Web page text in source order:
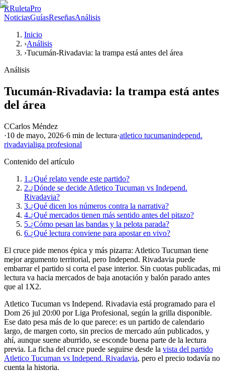
RRuletaPro
NoticiasGuíasReseñasAnálisis
Inicio
›Análisis
›Tucumán-Rivadavia: la trampa está antes del área
Análisis
Tucumán-Rivadavia: la trampa está antes
del área
CCarlos Méndez
·10 de mayo, 2026·6 min de lectura·atletico tucumanindepend.
rivadavialiga profesional
Contenido del artículo
1.¿Qué relato vende este partido?
2.¿Dónde se decide Atletico Tucuman vs Independ.
Rivadavia?
3.¿Qué dicen los números contra la narrativa?
4.¿Qué mercados tienen más sentido antes del pitazo?
5.¿Cómo pesan las bandas y la pelota parada?
6.¿Qué lectura conviene para apostar en vivo?
El cruce pide menos épica y más pizarra: Atletico Tucuman tiene
mejor argumento territorial, pero Independ. Rivadavia puede
embarrar el partido si corta el pase interior. Sin cuotas publicadas, mi
lectura va hacia mercados de baja anotación y balón parado antes
que al 1X2.
Atletico Tucuman vs Independ. Rivadavia está programado para el
Dom 26 jul 20:00 por Liga Profesional, según la grilla disponible.
Ese dato pesa más de lo que parece: es un partido de calendario
largo, de margen corto, sin precios de mercado aún publicados, y
ahí, aunque suene aburrido, se esconde buena parte de la lectura
previa. La ficha del cruce puede seguirse desde la vista del partido
Atletico Tucuman vs Independ. Rivadavia, pero el precio todavía no
cuenta la historia.